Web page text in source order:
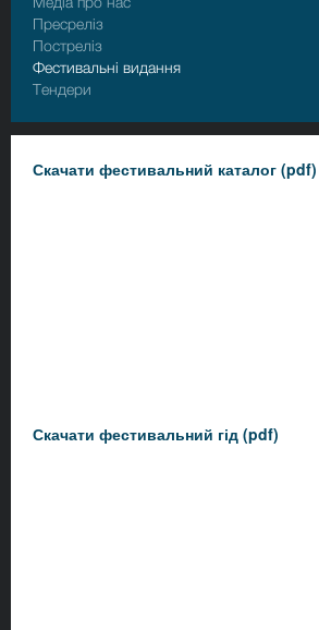
Пресрелiз
Пострелiз
Фестивальні видання
Тендери
Скачати фестивальний каталог (pdf)
Скачати фестивальний гід (pdf)